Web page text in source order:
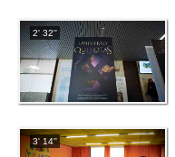
2' 32''
3' 14''